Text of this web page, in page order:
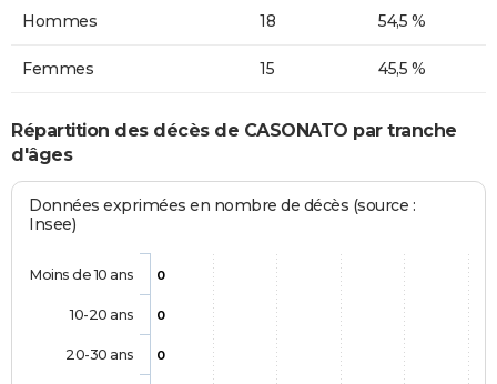
Hommes 18 54,5 %
Femmes 15 45,5 %
Répartition des décès de CASONATO par tranche
d'âges
Données exprimées en nombre de décès (source :
Insee)
0
0
0
Moins de 10 ans
10-20 ans
20-30 ans